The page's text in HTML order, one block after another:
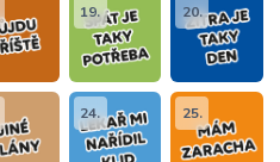
19. 20.
24. 25.